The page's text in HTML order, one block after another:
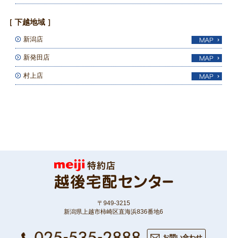
［ 下越地域 ］
新潟店
新発田店
村上店
〒949-3215
新潟県上越市柿崎区直海浜836番地6